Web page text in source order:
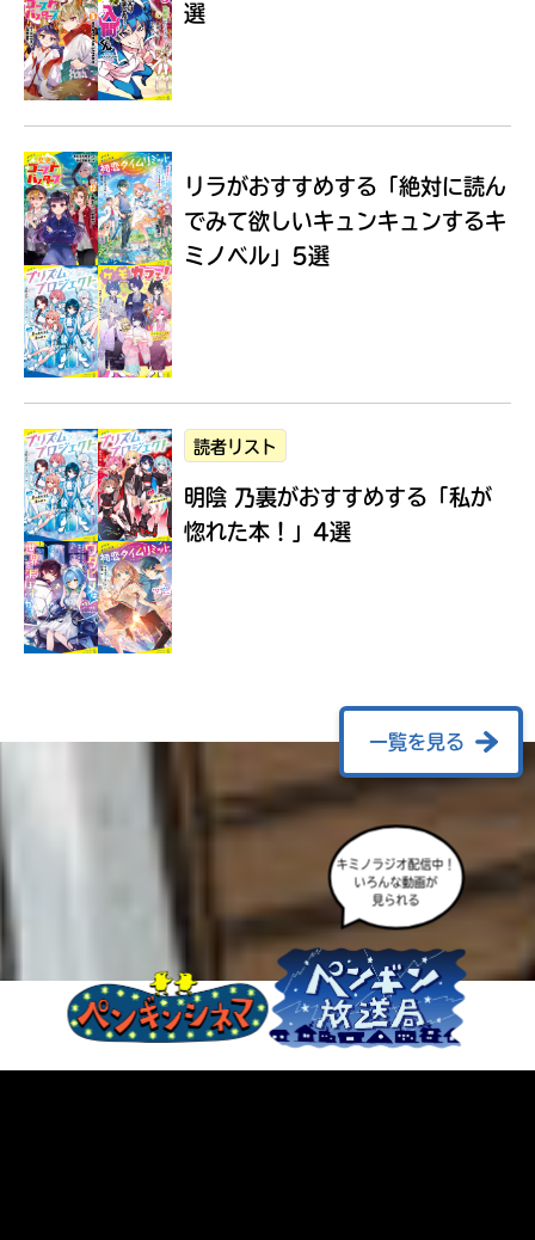
Loading...
選
リラがおすすめする 「絶対に読ん
でみて欲しいキュンキュンするキ
ミノベル」5選
読者リスト
明陰 乃裏がおすすめする 「私が
惚れた本！」4選
一覧を見る
キミノラジオ配信中！
いろんな動画が
見られる
に
エ
も
度
み
て
ね
る